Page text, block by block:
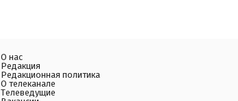
О нас
Редакция
Редакционная политика
О телеканале
Телеведущие